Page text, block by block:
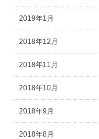
2019年1月
2018年12月
2018年11月
2018年10月
2018年9月
2018年8月